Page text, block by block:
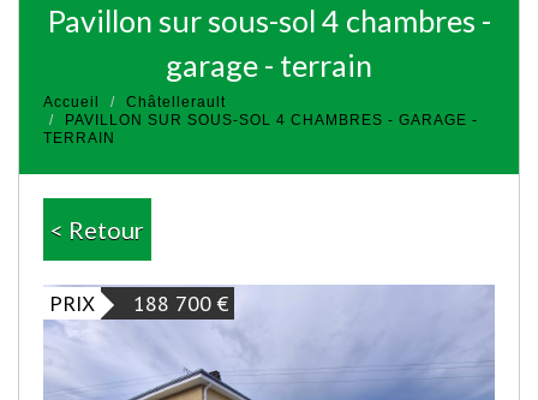
pavillon sur sous-sol 4 chambres -
garage - terrain
Accueil
Châtellerault
PAVILLON SUR SOUS-SOL 4 CHAMBRES - GARAGE -
TERRAIN
< Retour
PRIX 188 700 €